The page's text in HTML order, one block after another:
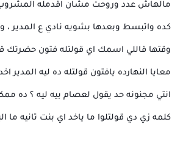
مالهاش عدد وروحت مشان اقدمله المشروب
كده واتبسط وبعدها بشويه نادي ع المدير ،
وقتها قاللي اسمك اي قولتله فتون حضرتك
معايا النهارده يافتون قولتله ده ليه المدير
انتي مجنونه حد يقول لعصام بيه ليه ؟ ده
كلمه زي دي قولتلوا ما ياخد اي بنت تانيه ما